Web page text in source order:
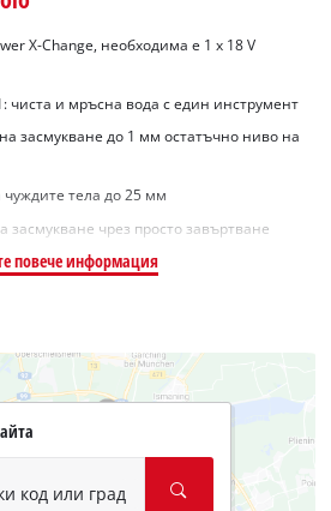
X-Change, необходима е 1 x 18 V
чиста и мръсна вода с един инструмент
засмукване до 1 мм остатъчно ниво на
тела до 25 мм
засмукване чрез просто завъртване
повече информация
код или град